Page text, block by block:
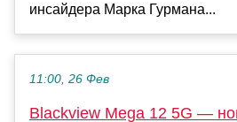
инсайдера Марка Гурмана...
11:00, 26 Фев
Blackview Mega 12 5G —